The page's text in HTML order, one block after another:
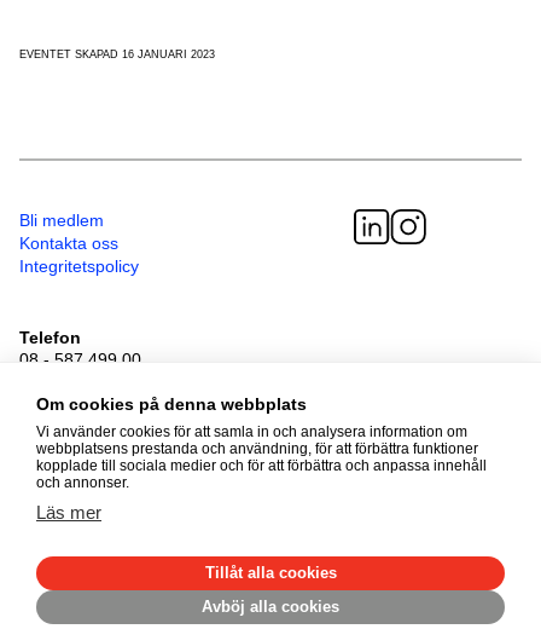
EVENTET SKAPAD 16 JANUARI 2023
Bli medlem
Kontakta oss
Integritetspolicy
Telefon
08 - 587 499 00
Sveavägen 41
111 34 Stockholm
Alla rättigheter förbehållna
Om cookies på denna webbplats
Vi använder cookies för att samla in och analysera information om
webbplatsens prestanda och användning, för att förbättra funktioner
kopplade till sociala medier och för att förbättra och anpassa innehåll
och annonser.
Läs mer
Tillåt alla cookies
Avböj alla cookies